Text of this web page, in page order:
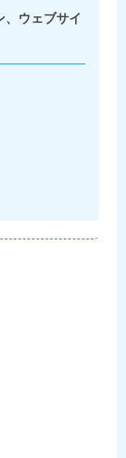
、ウェブサイ